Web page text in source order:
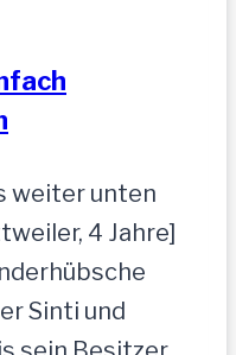
weiter unten
4 Jahre]
Sinti und